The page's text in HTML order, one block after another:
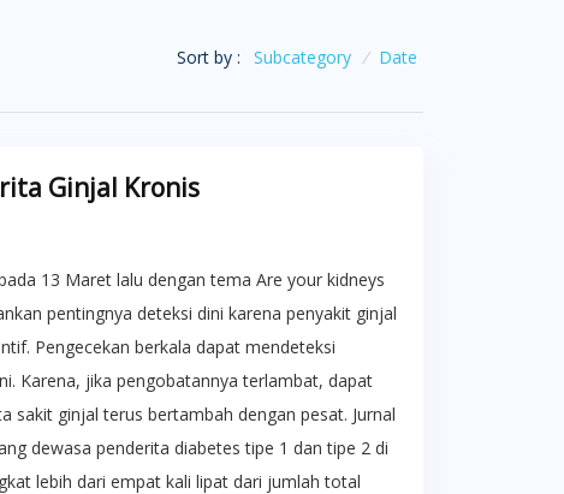
Sort by : Subcategory / Date
Ginjal Kronis
13 Maret lalu dengan tema Are your kidneys
pentingnya deteksi dini karena penyakit ginjal
Pengecekan berkala dapat mendeteksi
Karena, jika pengobatannya terlambat, dapat
sakit ginjal terus bertambah dengan pesat. Jurnal
dewasa penderita diabetes tipe 1 dan tipe 2 di
lebih dari empat kali lipat dari jumlah total